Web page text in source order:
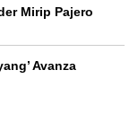
Mirip Pajero
Avanza